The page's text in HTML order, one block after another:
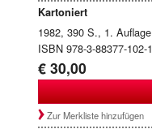
Kartoniert
1982, 390 S., 1. Auflage
ISBN 978-3-88377-102-1
€ 30,00
Zur Merkliste hinzufügen